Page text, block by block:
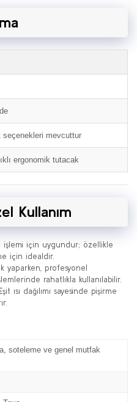
seçenekleri mevcuttur
ergonomik tutacak
Kullanım
işlemi için uygundur; özellikle
için idealdir.
yaparken, profesyonel
rahatlıkla kullanılabilir.
Eşit ısı dağılımı sayesinde pişirme
soteleme ve genel mutfak